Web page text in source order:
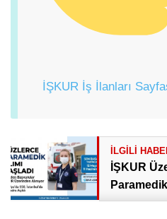
İŞKUR İş İlanları
İŞKUR